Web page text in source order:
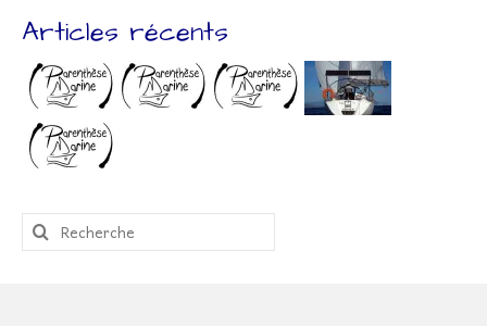
Articles récents
Rechercher
: